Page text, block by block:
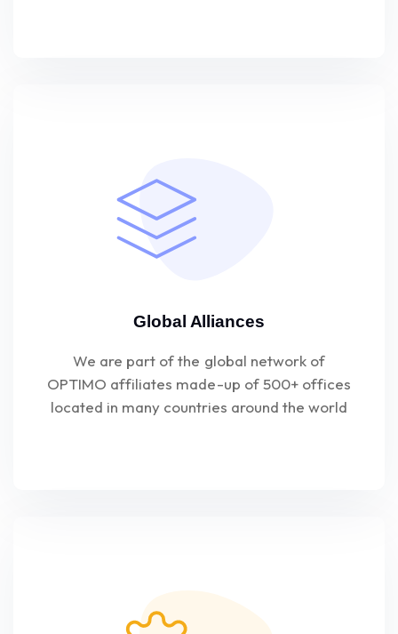
Global Alliances
We are part of the global network of
OPTIMO affiliates made-up of 500+ offices
located in many countries around the world